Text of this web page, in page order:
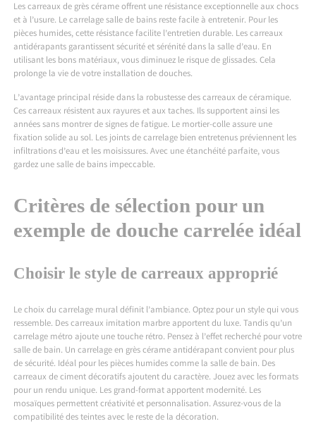
Les carreaux de grès cérame offrent une résistance exceptionnelle aux chocs
et à l’usure. Le carrelage salle de bains reste facile à entretenir. Pour les
pièces humides, cette résistance facilite l’entretien durable. Les carreaux
antidérapants garantissent sécurité et sérénité dans la salle d’eau. En
utilisant les bons matériaux, vous diminuez le risque de glissades. Cela
prolonge la vie de votre installation de douches.
L’avantage principal réside dans la robustesse des carreaux de céramique.
Ces carreaux résistent aux rayures et aux taches. Ils supportent ainsi les
années sans montrer de signes de fatigue. Le mortier-colle assure une
fixation solide au sol. Les joints de carrelage bien entretenus préviennent les
infiltrations d’eau et les moisissures. Avec une étanchéité parfaite, vous
gardez une salle de bains impeccable.
Critères de sélection pour un
exemple de douche carrelée idéal
Choisir le style de carreaux approprié
Le choix du carrelage mural définit l’ambiance. Optez pour un style qui vous
ressemble. Des carreaux imitation marbre apportent du luxe. Tandis qu’un
carrelage métro ajoute une touche rétro. Pensez à l’effet recherché pour votre
salle de bain. Un carrelage en grès cérame antidérapant convient pour plus
de sécurité. Idéal pour les pièces humides comme la salle de bain. Des
carreaux de ciment décoratifs ajoutent du caractère. Jouez avec les formats
pour un rendu unique. Les grand-format apportent modernité. Les
mosaïques permettent créativité et personnalisation. Assurez-vous de la
compatibilité des teintes avec le reste de la décoration.